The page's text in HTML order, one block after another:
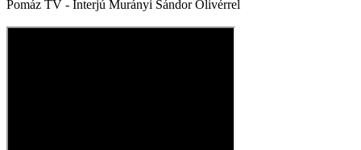
Pomáz TV - Interjú Murányi Sándor Olivérrel